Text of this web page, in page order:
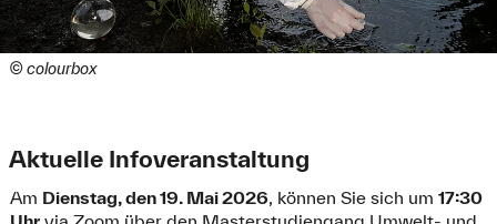
© colourbox
Aktuelle Infoveranstaltung
Am Dienstag, den 19. Mai 2026, können Sie sich um 17:30